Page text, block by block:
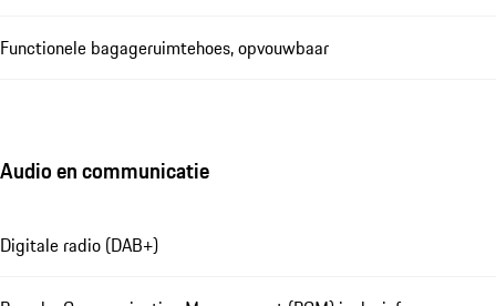
Functionele bagageruimtehoes, opvouwbaar
Audio en communicatie
Digitale radio (DAB+)